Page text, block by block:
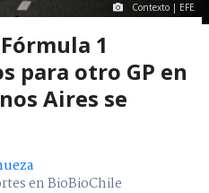
Contexto | EFE
1
para otro GP en
Aires se
en BioBioChile